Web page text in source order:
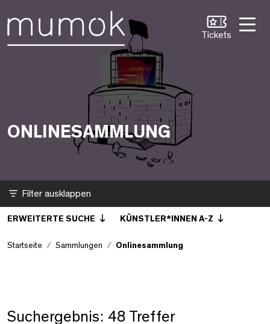
Tickets
Onlinesammlung
ONLINESAMMLUNG
Filter
ERWEITERTE SUCHE KÜNSTLER*INNEN A-Z
Startseite Sammlungen Onlinesammlung
Suchergebnis: 48 Treffer